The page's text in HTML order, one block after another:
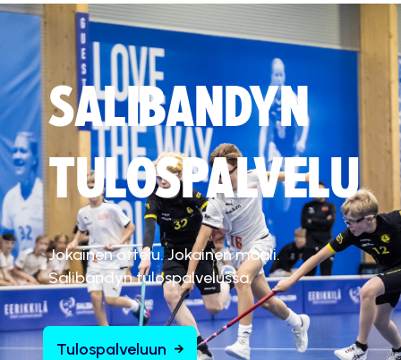
SALIBANDYN
TULOSPALVELU
Jokainen ottelu. Jokainen maali.
Salibandyn tulospalvelussa.
Tulospalveluun